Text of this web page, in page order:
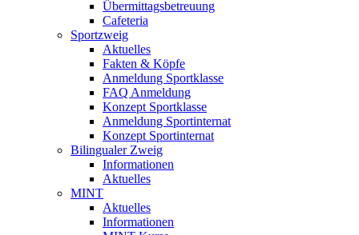
Übermittagsbetreuung
Cafeteria
Sportzweig
Aktuelles
Fakten & Köpfe
Anmeldung Sportklasse
FAQ Anmeldung
Konzept Sportklasse
Anmeldung Sportinternat
Konzept Sportinternat
Bilingualer Zweig
Informationen
Aktuelles
MINT
Aktuelles
Informationen